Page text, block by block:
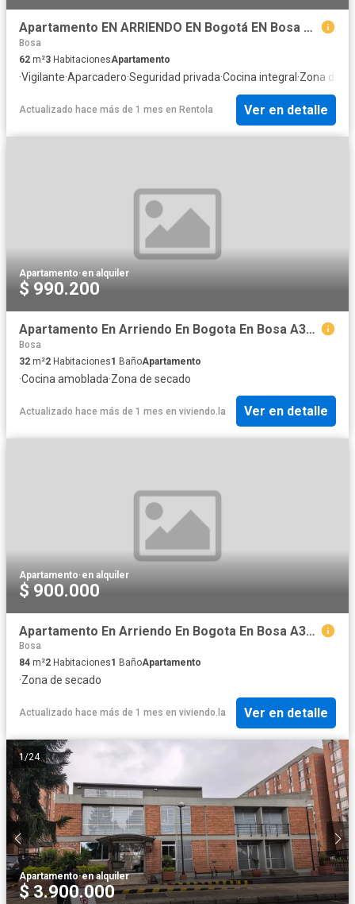
Apartamento EN ARRIENDO EN Bogotá EN Bosa Centro 85654 $850.000
Bosa
62 m²3 HabitacionesApartamento
·Vigilante·Aparcadero·Seguridad privada·Cocina integral ·Zona de
Actualizado hace más de 1 mes en Rentola Ver en detalle
Apartamento·en alquiler
$ 990.200
Apartamento En Arriendo En Bogota En Bosa A374519
Bosa
32 m²2 Habitaciones1 BañoApartamento
·Cocina amoblada·Zona de secado
Actualizado hace más de 1 mes en viviendo.la Ver en detalle
Apartamento·en alquiler
$ 900.000
Apartamento En Arriendo En Bogota En Bosa A335129
Bosa
84 m²2 Habitaciones1 BañoApartamento
·Zona de secado
Actualizado hace más de 1 mes en viviendo.la Ver en detalle
1/24
Apartamento·en alquiler
$ 3.900.000